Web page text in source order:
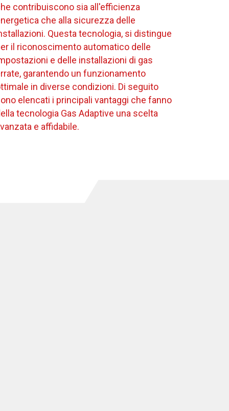
contribuiscono sia all'efficienza
che alla sicurezza delle
Questa tecnologia, si distingue
il riconoscimento automatico delle
e delle installazioni di gas
garantendo un funzionamento
in diverse condizioni. Di seguito
elencati i principali vantaggi che fanno
tecnologia Gas Adaptive una scelta
e affidabile.